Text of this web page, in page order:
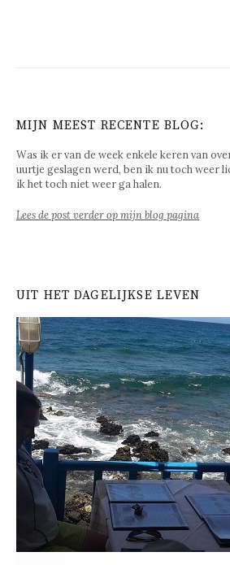
MIJN MEEST RECENTE BLOG:
Was ik er van de week enkele keren van
uurtje geslagen werd, ben ik nu toch weer
ik het toch niet weer ga halen.
Lees de post verder op mijn blog pagina
UIT HET DAGELIJKSE LEVEN